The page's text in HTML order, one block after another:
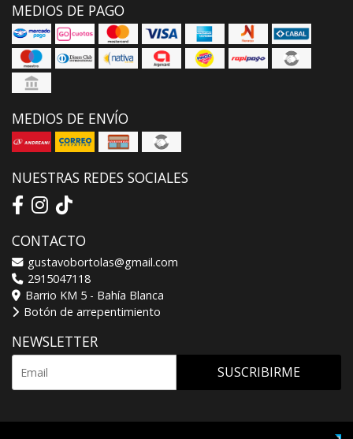
MEDIOS DE PAGO
MEDIOS DE ENVÍO
NUESTRAS REDES SOCIALES
CONTACTO
gustavobortolas@gmail.com
2915047118
Barrio KM 5 - Bahía Blanca
Botón de arrepentimiento
NEWSLETTER
SUSCRIBIRME